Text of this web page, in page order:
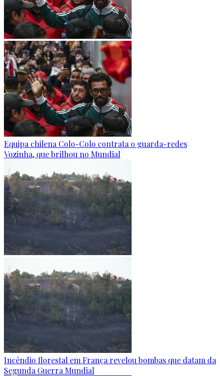
Equipa chilena Colo-Colo contrata o guarda-redes
Vozinha, que brilhou no Mundial
Incêndio florestal em França revelou bombas que datam da
Segunda Guerra Mundial